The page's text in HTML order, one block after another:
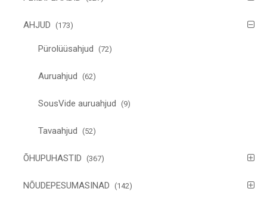
AHJUD (173)
Pürolüüsahjud (72)
Auruahjud (62)
SousVide auruahjud (9)
Tavaahjud (52)
ÕHUPUHASTID (367)
NÕUDEPESUMASINAD (142)